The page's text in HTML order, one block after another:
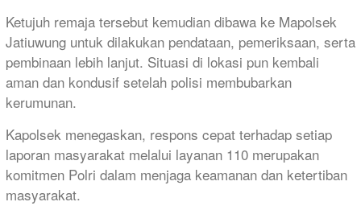
Ketujuh remaja tersebut kemudian dibawa ke Mapolsek
Jatiuwung untuk dilakukan pendataan, pemeriksaan, serta
pembinaan lebih lanjut. Situasi di lokasi pun kembali
aman dan kondusif setelah polisi membubarkan
kerumunan.
Kapolsek menegaskan, respons cepat terhadap setiap
laporan masyarakat melalui layanan 110 merupakan
komitmen Polri dalam menjaga keamanan dan ketertiban
masyarakat.